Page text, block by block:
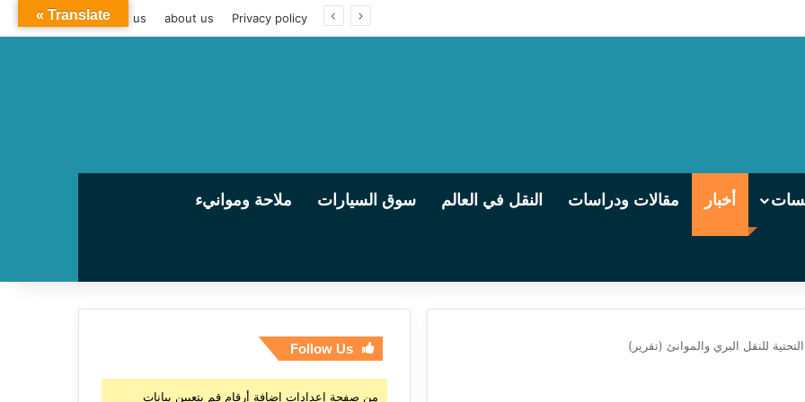
تنطلق من الإسكندرية إلى القاهرة يوميًا Privacy policy
about us
contact us
أخبار مقالات ودراسات النقل في العالم سوق السيارات ملاحة وموانيء
Follow Us
من صفحة إعدادات إضافة أرقام قم بتعيين بيانات
Translate »